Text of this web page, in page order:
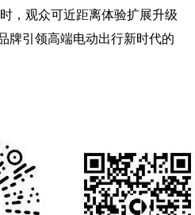
，观众可近距离体验扩展升级
牌引领高端电动出行新时代的